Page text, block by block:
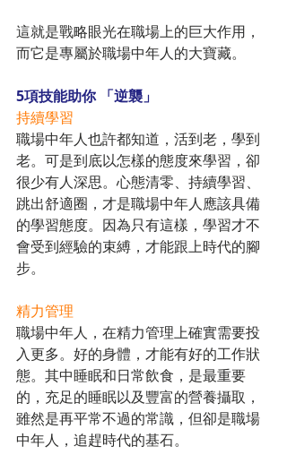
這就是戰略眼光在職場上的巨大作用，
而它是專屬於職場中年人的大寶藏。
5項技能助你 「逆襲」
持續學習
職場中年人也許都知道，活到老，學到
老。可是到底以怎樣的態度來學習，卻
很少有人深思。心態清零、持續學習、
跳出舒適圈，才是職場中年人應該具備
的學習態度。因為只有這樣，學習才不
會受到經驗的束縛，才能跟上時代的腳
步。
精力管理
職場中年人，在精力管理上確實需要投
入更多。好的身體，才能有好的工作狀
態。其中睡眠和日常飲食，是最重要
的，充足的睡眠以及豐富的營養攝取，
雖然是再平常不過的常識，但卻是職場
中年人，追趕時代的基石。